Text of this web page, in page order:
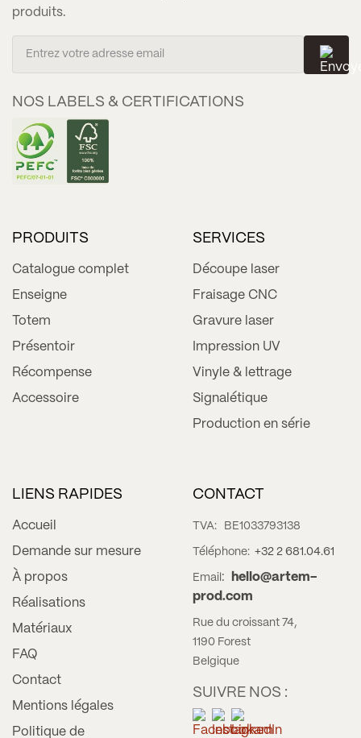
produits.
NOS LABELS & CERTIFICATIONS
PRODUITS
Catalogue complet
Enseigne
Totem
Présentoir
Récompense
Accessoire
SERVICES
Découpe laser
Fraisage CNC
Gravure laser
Impression UV
Vinyle & lettrage
Signalétique
Production en série
LIENS RAPIDES
Accueil
Demande sur mesure
À propos
Réalisations
Matériaux
FAQ
Contact
Mentions légales
Politique de
CONTACT
TVA: BE1033793138
Téléphone: +32 2 681.04.61
Email :
hello@artem-
prod.com
Rue du croissant 74,
1190 Forest
Belgique
SUIVRE NOS :